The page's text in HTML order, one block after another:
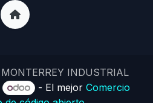
INDUSTRIAL
- El mejorComercio